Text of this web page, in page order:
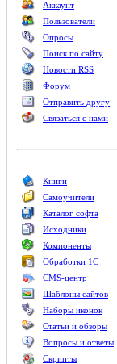
Аккаунт
Пользователи
Опросы
Поиск по сайту
Новости RSS
Форум
Отправить другу
Связаться с нами
Книги
Самоучители
Каталог софта
Исходники
Компоненты
Обработки 1С
CMS-центр
Шаблоны сайтов
Наборы иконок
Статьи и обзоры
Вопросы и ответы
Скрипты